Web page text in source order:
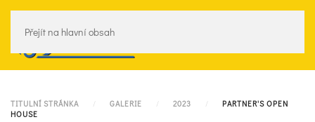
Přejít na hlavní obsah
TITULNÍ STRÁNKA GALERIE 2023
PARTNER'S OPEN
HOUSE